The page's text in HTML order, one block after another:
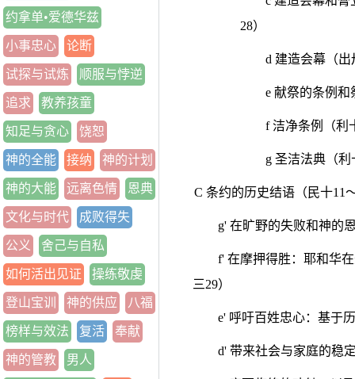
约拿单•爱德华兹
小事忠心 论断
试探与试炼 顺服与悖逆
追求 教养孩童
知足与贪心 饶恕
神的全能 接纳 神的计划
神的大能 远离色情 恩典
文化与时代 成败得失
公义 舍己与自私
如何活出见证 操练敬虔
登山宝训 神的供应 八福
榜样与效法 复活 奉献
神的管教 男人
28）
d 建造会幕（出
e 献祭的条例
f 洁净条例（利
g 圣洁法典（
C 条约的历史结语（民十11
g' 在旷野的失败和神的
f' 在摩押得胜：耶和华
三29）
e' 呼吁百姓忠心：基于
d' 带来社会与家庭的稳